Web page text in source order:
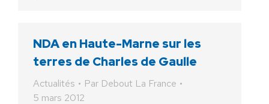
NDA en Haute-Marne sur les
terres de Charles de Gaulle
Actualités Par Debout La France
5 mars 2012